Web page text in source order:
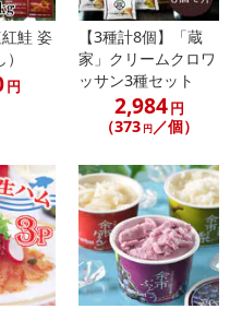
注意事項（※必ずご確認くだ
年07月09日 時点での情報となります。
鮭 姿
円
【3種計8個】「蔵
家」クリームクロワ
ッサン3種セット
2,984円
（373 円／個）